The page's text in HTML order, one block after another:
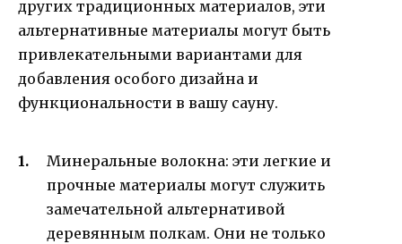
других традиционных материалов, эти
альтернативные материалы могут быть
привлекательными вариантами для
добавления особого дизайна и
функциональности в вашу сауну.
Минеральные волокна: эти легкие и
прочные материалы могут служить
замечательной альтернативой
деревянным полкам. Они не только